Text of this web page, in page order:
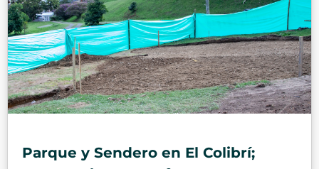
Parque y Sendero en El Colibrí;